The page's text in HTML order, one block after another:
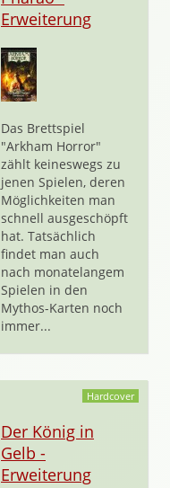
Erweiterung
Das Brettspiel
"Arkham Horror"
zählt keineswegs zu
jenen Spielen, deren
Möglichkeiten man
schnell ausgeschöpft
hat. Tatsächlich
findet man auch
nach monatelangem
Spielen in den
Mythos-Karten noch
immer...
Hardcover
Der König in
Gelb -
Erweiterung